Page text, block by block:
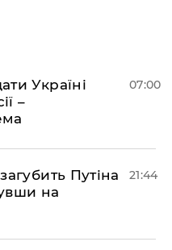
Україні
–
07:00
Путіна
на
21:44